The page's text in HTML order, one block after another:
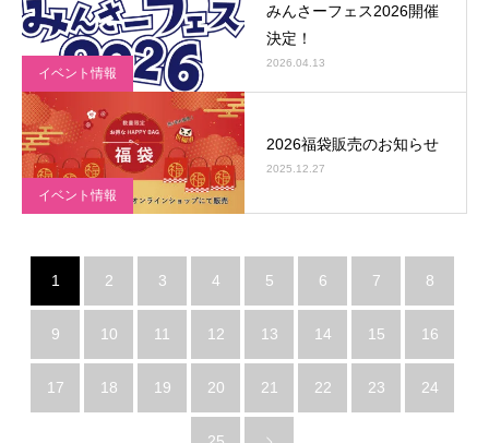
イベント情報
みんさーフェス2026開催
決定！
2026.04.13
イベント情報
2026福袋販売のお知らせ
2025.12.27
1 2 3 4 5 6 7 8
9 10 11 12 13 14 15 16
17 18 19 20 21 22 23 24